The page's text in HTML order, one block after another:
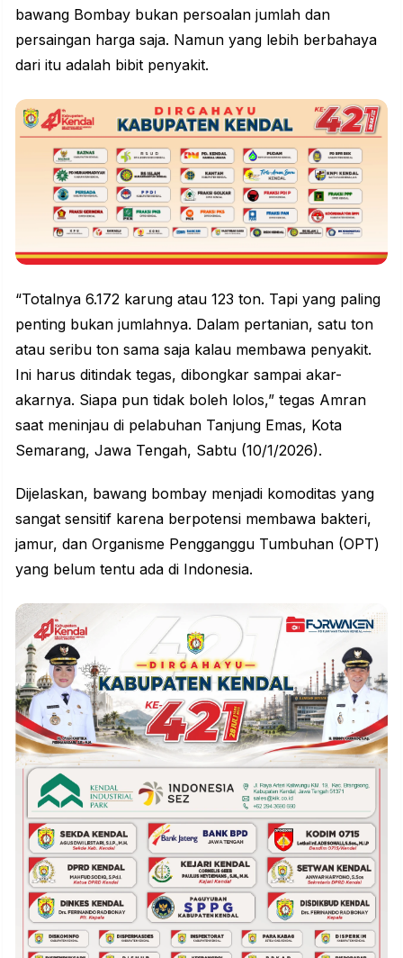
bawang Bombay bukan persoalan jumlah dan
persaingan harga saja. Namun yang lebih berbahaya
dari itu adalah bibit penyakit.
“Totalnya 6.172 karung atau 123 ton. Tapi yang paling
penting bukan jumlahnya. Dalam pertanian, satu ton
atau seribu ton sama saja kalau membawa penyakit.
Ini harus ditindak tegas, dibongkar sampai akar-
akarnya. Siapa pun tidak boleh lolos,” tegas Amran
saat meninjau di pelabuhan Tanjung Emas, Kota
Semarang, Jawa Tengah, Sabtu (10/1/2026).
Dijelaskan, bawang bombay menjadi komoditas yang
sangat sensitif karena berpotensi membawa bakteri,
jamur, dan Organisme Pengganggu Tumbuhan (OPT)
yang belum tentu ada di Indonesia.